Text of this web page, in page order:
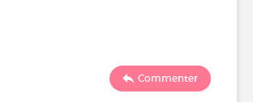
Commenter